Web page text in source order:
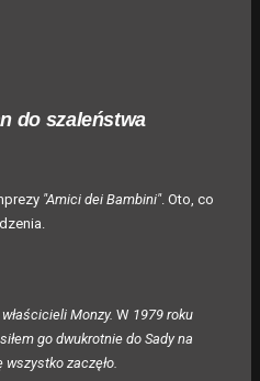
do szaleństwa
"Amici dei Bambini". Oto, co
Monzy. W 1979 roku
go dwukrotnie do Sady na
zaczęło.